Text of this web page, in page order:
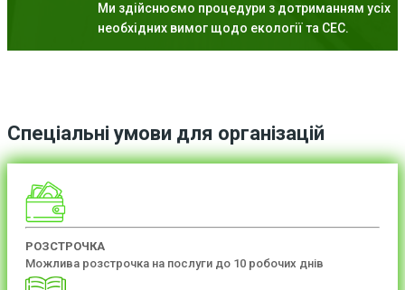
Ми здійснюємо процедури з дотриманням усіх
необхідних вимог щодо екології та СЕС.
Спеціальні умови для організацій
РОЗСТРОЧКА
Можлива розстрочка на послуги до 10 робочих днів